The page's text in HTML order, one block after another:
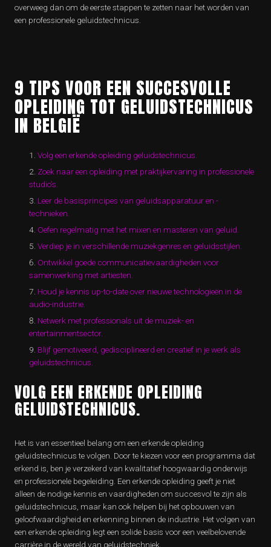
overweeg dan om de eerste stappen te zetten naar het worden van
een professionele geluidstechnicus.
9 TIPS VOOR EEN SUCCESVOLLE
OPLEIDING TOT GELUIDSTECHNICUS
IN BELGIË
Volg een erkende opleiding geluidstechnicus.
Zoek naar een opleiding met praktijkervaring in professionele
studio’s.
Leer de basisprincipes van geluidsapparatuur en -
technieken.
Oefen regelmatig met het mixen en masteren van geluid.
Verdiep je in verschillende muziekgenres en geluidsstijlen.
Ontwikkel goede communicatievaardigheden voor
samenwerking met artiesten.
Houd je kennis up-to-date over nieuwe technologieën in de
audio-industrie.
Netwerk met professionals uit de muziek- en
entertainmentsector.
Blijf gemotiveerd, gedisciplineerd en creatief in je werk als
geluidstechnicus.
VOLG EEN ERKENDE OPLEIDING
GELUIDSTECHNICUS.
Het is van essentieel belang om een erkende opleiding
geluidstechnicus te volgen. Door te kiezen voor een programma dat
erkend is, ben je verzekerd van kwalitatief hoogwaardig onderwijs
en professionele begeleiding. Een erkende opleiding geeft je niet
alleen de nodige kennis en vaardigheden om succesvol te zijn als
geluidstechnicus, maar kan ook helpen bij het opbouwen van
geloofwaardigheid en erkenning binnen de industrie. Het volgen van
een erkende opleiding legt een solide basis voor een veelbelovende
carrière in de wereld van geluidstechniek.